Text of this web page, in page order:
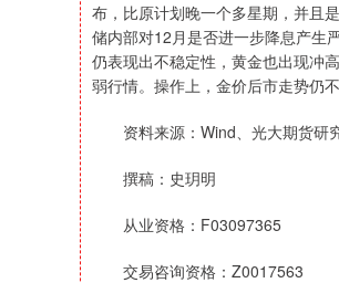
布，比原计划晚一个多星期，并且
储内部对12月是否进一步降息产生
仍表现出不稳定性，黄金也出现冲
弱行情。操作上，金价后市走势仍
资料来源：Wind、光大期货研
撰稿：史玥明
从业资格：F03097365
交易咨询资格：Z0017563